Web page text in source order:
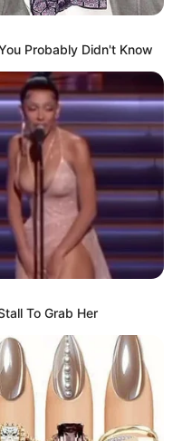
LA SEMAINE !
le QUINTÉ+ PRIX
chez l’un des
à comparer les offres
du Web
Probably Didn't Know
To Grab Her